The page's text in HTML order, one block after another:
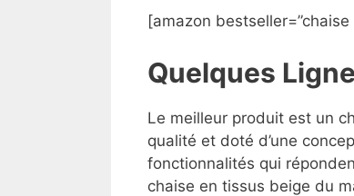
[amazon
Quelques
Le meilleur produit est un
qualité et doté d’une
fonctionnalités qui
chaise en tissus beige du